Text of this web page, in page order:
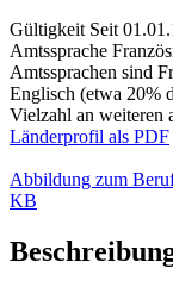
Gültigkeit Seit
Amtssprache
Amtssprachen sind
Englisch (etwa 20%
Vielzahl an weiteren
Länderprofil als PDF
Abbildung zum
KB